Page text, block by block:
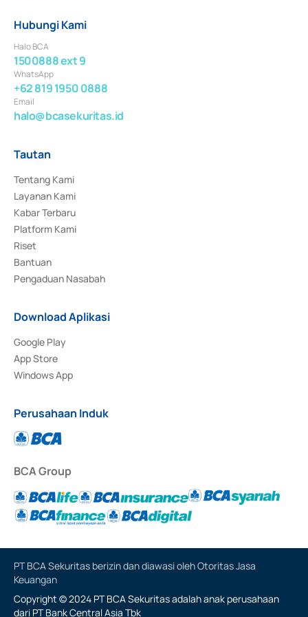
Hubungi Kami
Halo BCA
1500888 ext 9
WhatsApp
+62 819 1950 0888
Email
halo@bcasekuritas.id
Tautan
Tentang Kami
Layanan Kami
Kabar Terbaru
Platform Kami
Riset
Bantuan
Pengaduan Nasabah
Download Aplikasi
Google Play
App Store
Windows App
Perusahaan Induk
BCA Group
PT BCA Sekuritas berizin dan diawasi oleh Otoritas Jasa
Keuangan
Copyright © 2024 PT BCA Sekuritas adalah anak perusahaan
dari PT Bank Central Asia Tbk